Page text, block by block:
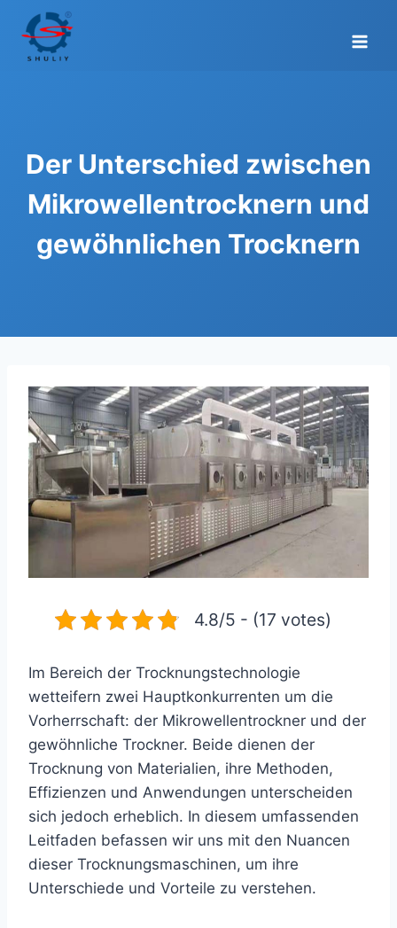
Inhalt
springen
Der Unterschied zwischen
Mikrowellentrocknern und
gewöhnlichen Trocknern
4.8/5 - (17 votes)
Im Bereich der Trocknungstechnologie
wetteifern zwei Hauptkonkurrenten um die
Vorherrschaft: der Mikrowellentrockner und der
gewöhnliche Trockner. Beide dienen der
Trocknung von Materialien, ihre Methoden,
Effizienzen und Anwendungen unterscheiden
sich jedoch erheblich. In diesem umfassenden
Leitfaden befassen wir uns mit den Nuancen
dieser Trocknungsmaschinen, um ihre
Unterschiede und Vorteile zu verstehen.